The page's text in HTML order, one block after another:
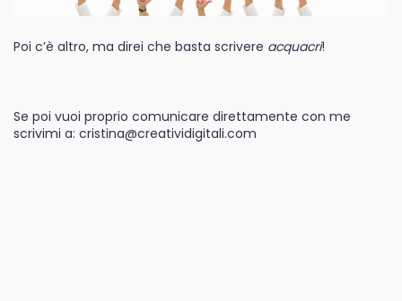
Poi c’è altro, ma direi che basta scrivere acquacri!
Se poi vuoi proprio comunicare direttamente con me
scrivimi a: cristina@creatividigitali.com